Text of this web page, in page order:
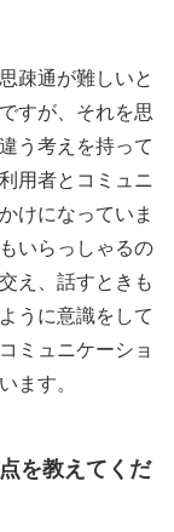
疎通が難しいと
すが、それを思
う考えを持って
用者とコミュニ
けになっていま
いらっしゃるの
え、話すときも
うに意識をして
ミュニケーショ
ます。
を教えてくだ